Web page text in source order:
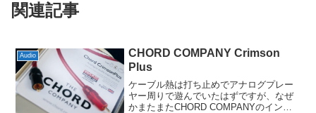
関連記事
Audio
CHORD COMPANY Crimson
Plus
ケーブル熱は打ち止めでアナログプレー
ヤー周りで遊んでいたはずですが、なぜ
かまたまたCHORD COMPANYのインタ